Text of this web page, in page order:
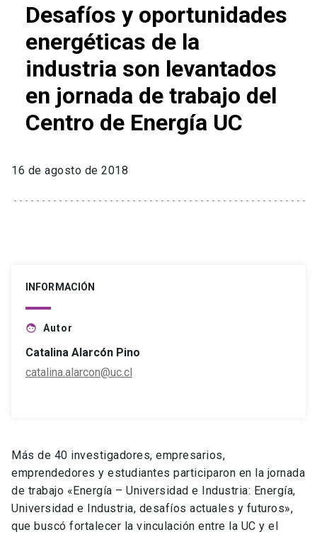
Desafíos y oportunidades
energéticas de la
industria son levantados
en jornada de trabajo del
Centro de Energía UC
16 de agosto de 2018
INFORMACIÓN
face Autor
Catalina Alarcón Pino
catalina.alarcon@uc.cl
Más de 40 investigadores, empresarios,
emprendedores y estudiantes participaron en la jornada
de trabajo «Energía – Universidad e Industria: Energía,
Universidad e Industria, desafíos actuales y futuros»,
que buscó fortalecer la vinculación entre la UC y el